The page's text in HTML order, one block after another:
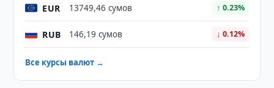
EUR 13749,46 сумов ↑ 0.23%
RUB 146,19 сумов ↓ 0.12%
Все курсы валют →